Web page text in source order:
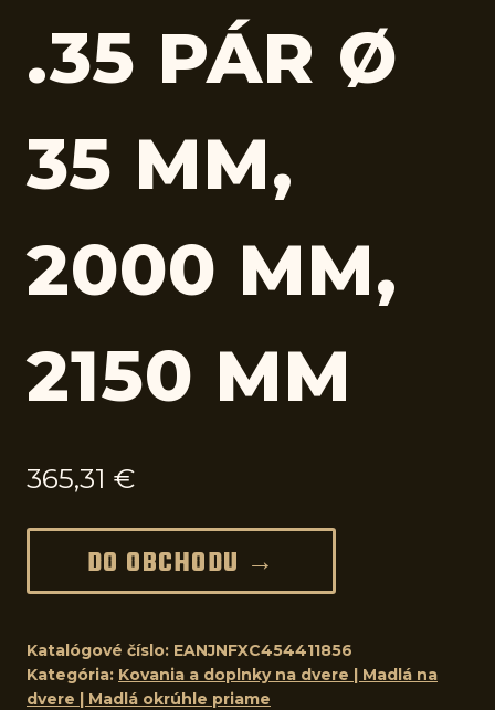
.35 PÁR Ø
35 MM,
2000 MM,
2150 MM
365,31 €
DO OBCHODU →
Katalógové číslo: EANJNFXC454411856
Kategória: Kovania a doplnky na dvere | Madlá na
dvere | Madlá okrúhle priame